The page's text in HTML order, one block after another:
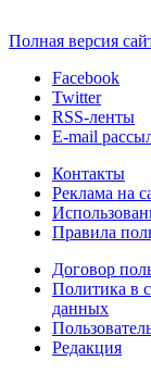
Полная версия
Facebook
Twitter
RSS-ленты
E-mail
Контакты
Реклама на
Правила
Договор
Политика в
данных
Редакция